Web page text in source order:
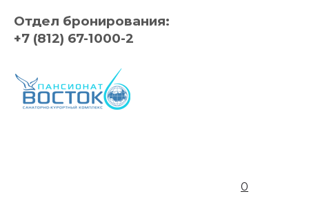
Отдел бронирования:
+7 (812) 67-1000-2
0